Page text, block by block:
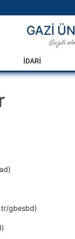
GAZİ
Gazili
İDARİ
gbesbd)